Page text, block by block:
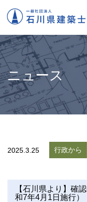
ニュース
2025. 3.25 行政から
【石川県より】確
和7年4月1日施行）